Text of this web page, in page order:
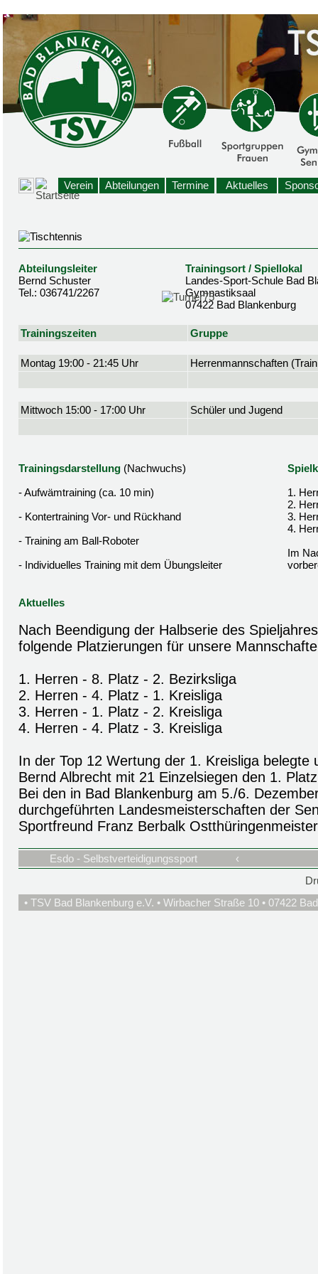
Verein Abteilungen Termine Aktuelles
Abteilungsleiter
Bernd Schuster
Tel.: 036741/2267
Trainingsort / Spiellokal
Landes-Sport-Schule Bad
Gymnastiksaal
07422 Bad Blankenburg
Trainingszeiten Gruppe
Montag 19:00 - 21:45 Uhr Herrenmannschaften
Mittwoch 15:00 - 17:00 Uhr Schüler und Jugend
Trainingsdarstellung (Nachwuchs)
- Aufwämtraining (ca. 10 min)
- Kontertraining Vor- und Rückhand
- Training am Ball-Roboter
- Individuelles Training mit dem Übungsleiter
1.
2.
3.
4.
Im
Aktuelles
Nach Beendigung der Halbserie des
folgende Platzierungen für unsere
1. Herren - 8. Platz - 2. Bezirksliga
2. Herren - 4. Platz - 1. Kreisliga
3. Herren - 1. Platz - 2. Kreisliga
4. Herren - 4. Platz - 3. Kreisliga
In der Top 12 Wertung der 1. Kreisliga belegte
Bernd Albrecht mit 21 Einzelsiegen den 1.
Bei den in Bad Blankenburg am 5./6.
durchgeführten Landesmeisterschaften der
Sportfreund Franz Berbalk
Esdo - Selbstverteidigungssport
‹
• TSV Bad Blankenburg e.V. • Wirbacher Straße 10 • 07422